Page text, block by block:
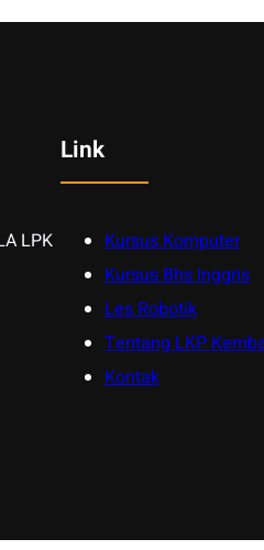
LPK
Link
Kursus Komputer
Kursus Bhs Inggris
Les Robotik
Tentang LKP
Kontak